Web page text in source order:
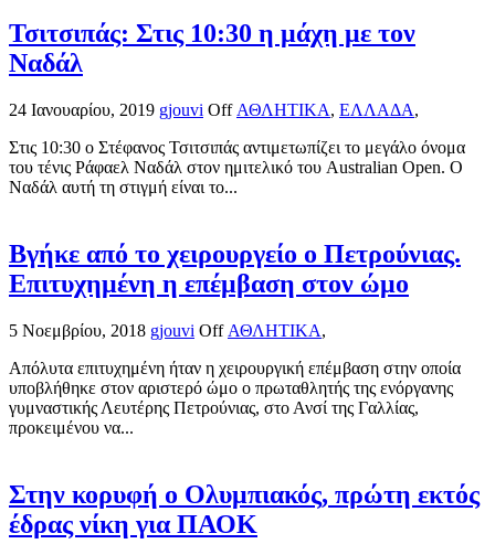
Τσιτσιπάς: Στις 10:30 η μάχη με τον
Ναδάλ
24 Ιανουαρίου, 2019 gjouvi Off ΑΘΛΗΤΙΚΑ, ΕΛΛΑΔΑ,
Στις 10:30 ο Στέφανος Τσιτσιπάς αντιμετωπίζει το μεγάλο όνομα
του τένις Ράφαελ Ναδάλ στον ημιτελικό του Australian Open. Ο
Ναδάλ αυτή τη στιγμή είναι το...
Βγήκε από το χειρουργείο ο Πετρούνιας.
Επιτυχημένη η επέμβαση στον ώμο
5 Νοεμβρίου, 2018 gjouvi Off ΑΘΛΗΤΙΚΑ,
Απόλυτα επιτυχημένη ήταν η χειρουργική επέμβαση στην οποία
υποβλήθηκε στον αριστερό ώμο ο πρωταθλητής της ενόργανης
γυμναστικής Λευτέρης Πετρούνιας, στο Ανσί της Γαλλίας,
προκειμένου να...
Στην κορυφή ο Ολυμπιακός, πρώτη εκτός
έδρας νίκη για ΠΑΟΚ